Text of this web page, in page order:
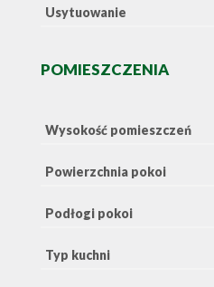
Usytuowanie
POMIESZCZENIA
Wysokość pomieszczeń
Powierzchnia pokoi
Podłogi pokoi
Typ kuchni